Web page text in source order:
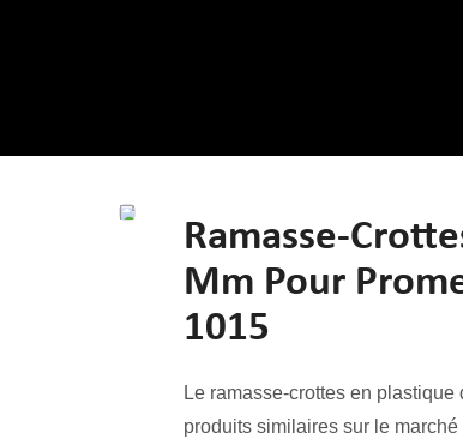
Ramasse-
Mm Pour
1015
Le ramasse-crottes en
produits similaires sur le